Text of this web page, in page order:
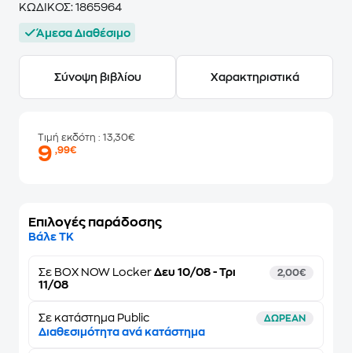
ΚΩΔΙΚΟΣ: 1865964
Άμεσα Διαθέσιμο
Σύνοψη βιβλίου Χαρακτηριστικά
Τιμή εκδότη : 13,30€
9,99€
Επιλογές παράδοσης
Βάλε ΤΚ
Σε BOX NOW Locker Δευ 10/08 - Τρι
11/08
2,00€
Σε κατάστημα Public ΔΩΡΕΑΝ
Διαθεσιμότητα ανά κατάστημα